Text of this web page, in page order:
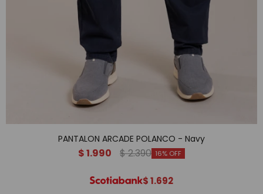
PANTALON ARCADE POLANCO - Navy
$1.990 $2.390 16
$1.692